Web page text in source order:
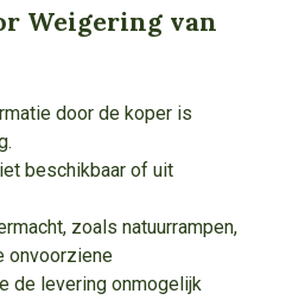
Weigering van
door de koper is
beschikbaar of uit
zoals natuurrampen,
onvoorziene
de levering onmogelijk